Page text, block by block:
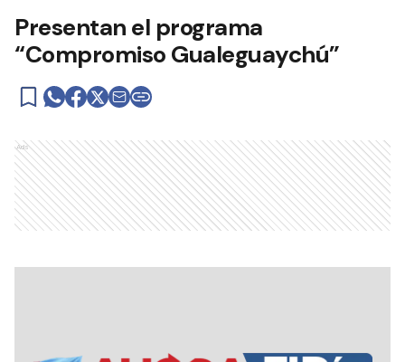
Presentan el programa
“Compromiso Gualeguaychú”
Ads